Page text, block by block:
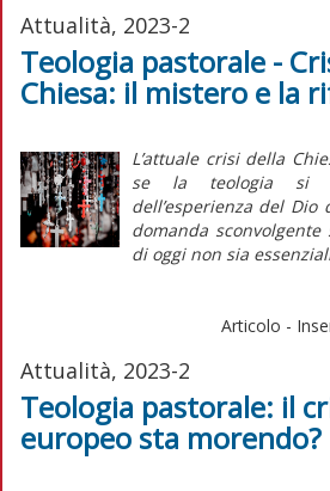
Attualità, 2023-2
Teologia pastorale -
Chiesa: il mistero e la
L’attuale crisi della
se la teologia si
dell’esperienza del
domanda
di oggi non sia
Articolo -
Attualità, 2023-2
Teologia pastorale: il
europeo sta morendo?